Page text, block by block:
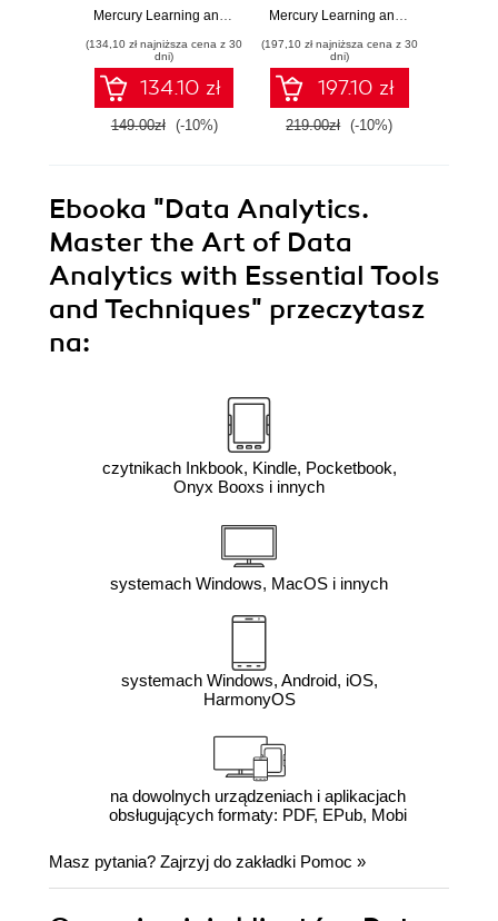
AI integrations
,Ritu Arora
(134,10 zł najniższa cena z 30
dni)
134.10 zł
149.00zł (-10%)
Advanced
and Data Analysis
(197,10 zł najniższa cena z 30
dni)
197.10 zł
219.00zł (-10%)
Ebooka "Data Analytics.
Master the Art of Data
Analytics with Essential Tools
and Techniques" przeczytasz
na:
czytnikach Inkbook, Kindle, Pocketbook,
Onyx Booxs i innych
systemach Windows, MacOS i innych
systemach Windows, Android, iOS,
HarmonyOS
na dowolnych urządzeniach i aplikacjach
obsługujących formaty: PDF, EPub, Mobi
Masz pytania? Zajrzyj do zakładki Pomoc »